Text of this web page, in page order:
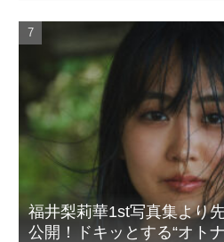
福井梨莉華1st写真集より
公開！ドキッとする“オト